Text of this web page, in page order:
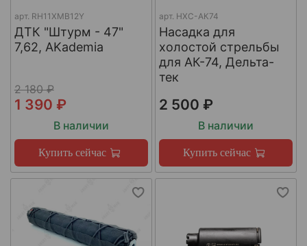
арт. RH11XMB12Y
ДТК "Штурм - 47"
7,62, AKademia
2 180 ₽
1 390 ₽
В наличии
Купить сейчас
арт. НХС-АК74
Насадка для
холостой стрельбы
для АК-74, Дельта-
тек
2 500 ₽
В наличии
Купить сейчас